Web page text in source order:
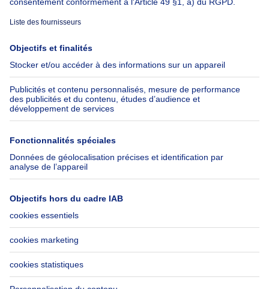
À propos
Immoweb
Presse
Emplois
Groupe Axel Springer
SeLoger.com
Immowelt.de
Outils
Belfius
Assurances
Check-list déménagement
Aide
FAQ
Accessibilité
Contactez-nous
Suivez-nous
LinkedIn
Immoweb SA © 2026 - Tous droits réservés
Conditions d'utilisation Gestion des cookies Vie privée